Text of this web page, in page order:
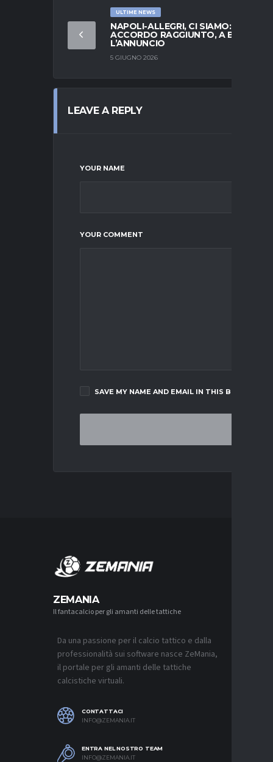
ULTIME NEWS
NAPOLI-ALLEGRI, CI SIAMO:
ACCORDO RAGGIUNTO, A BREVE
L’ANNUNCIO
5 GIUGNO 2026
LEAVE A REPLY
YOUR NAME
YOUR COMMENT
SAVE MY NAME AND EMAIL IN THIS BROWSER
ZEMANIA
Il fantacalcio per gli amanti delle tattiche
Da una passione per il calcio tattico e dalla
professionalità sui software nasce ZeMania,
il portale per gli amanti delle tattiche
calcistiche virtuali.
CONTATTACI
INFO@ZEMANIA.IT
ENTRA NEL NOSTRO TEAM
INFO@ZEMANIA.IT